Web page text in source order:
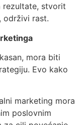
rezultate, stvorit
održivi rast.
mora biti
Evo kako
marketing mora
poslovnim